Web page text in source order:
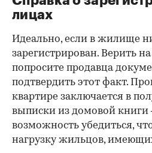
лицах
Идеально, если в жилище
зарегистрирован. Верить
попросите продавца
подтвердить этот факт.
квартире заключается в
выписки из домовой книги
возможность убедиться,
нагрузку жильцов,